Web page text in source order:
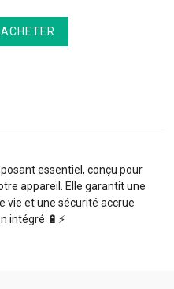
ACHETER
essentiel, conçu pour
appareil. Elle garantit une
vie et une sécurité accrue
intégré 🔋⚡️